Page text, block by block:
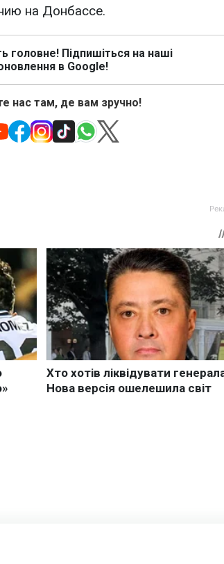
на Донбассе.
головне! Підпишіться на наші
в Google!
нас там, де вам зручно!